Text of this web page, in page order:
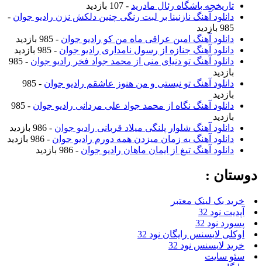
تاریخچه باشگاه رئال مادرید - 107 بازدید
دانلود آهنگ نازنینا بر لبت رنگی چنین دلکش نزن رادیو جوان -
985 بازدید
دانلود آهنگ امین عراقی ماه من کو رادیو جوان - 985 بازدید
دانلود آهنگ جنازه از رسول نامداری رادیو جوان - 985 بازدید
دانلود آهنگ تو دنیای منی از محمد جواد فخر رادیو جوان
- 985
بازدید
دانلود آهنگ تو نیستی و من هنوز عاشقم رادیو جوان
- 985
بازدید
دانلود آهنگ نگاه از محمد جواد علی مردانی رادیو جوان
- 985
بازدید
دانلود آهنگ شلوار پلنگی میلاد قربانی رادیو جوان - 986 بازدید
دانلود آهنگ یه زمان میزدن همه دورم رادیو جوان - 986 بازدید
دانلود آهنگ تیغ از ایمان ماهان رادیو جوان - 986 بازدید
دوستان :
خرید بک لینک معتبر
آپدیت نود 32
پسورد نود 32
اوکلی لایسنس رایگان نود 32
خرید لایسنس نود 32
سئو سایت